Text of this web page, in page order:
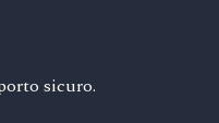
sicuro.